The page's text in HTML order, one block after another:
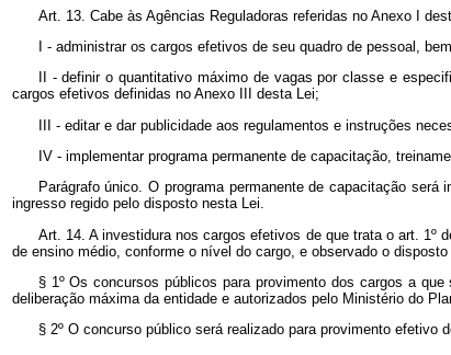
Art. 13. Cabe às Agências Reguladoras referidas no Anexo I
I - administrar os cargos efetivos de seu quadro de pessoal,
II - definir o quantitativo máximo de vagas por classe e
cargos efetivos definidas no Anexo III desta Lei;
III - editar e dar publicidade aos regulamentos e instruções
IV - implementar programa permanente de capacitação,
Parágrafo único. O programa permanente de capacitação
ingresso regido pelo disposto nesta Lei.
Art. 14. A investidura nos cargos efetivos de que trata o art. 1º
de ensino médio, conforme o nível do cargo, e observado o
§ 1º Os concursos públicos para provimento dos cargos a
deliberação máxima da entidade e autorizados pelo Ministério do
§ 2º O concurso público será realizado para provimento